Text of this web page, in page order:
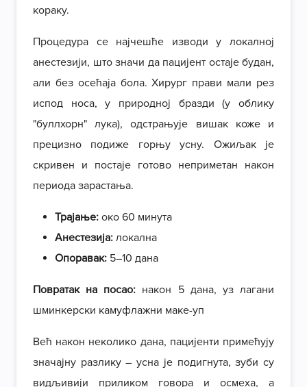
кораку.
Процедура се најчешће изводи у
локалној
анестезији, што значи да пацијент остаје будан,
али без осећаја бола. Хирург прави мали рез
испод носа, у природној бразди (у облику
"буллхорн" лука), одстрањује вишак коже и
прецизно подиже горњу усну. Ожиљак је
скривен и постаје готово неприметан након
периода зарастања.
Трајање: око 60 минута
Анестезија: локална
Опоравак: 5–10 дана
Повратак на посао: након 5 дана, уз лагани
шминкерски камуфлажни маке-уп
Већ након неколико дана, пацијенти примећују
значајну разлику – усна је подигнута, зуби су
видљивији приликом говора и осмеха, а